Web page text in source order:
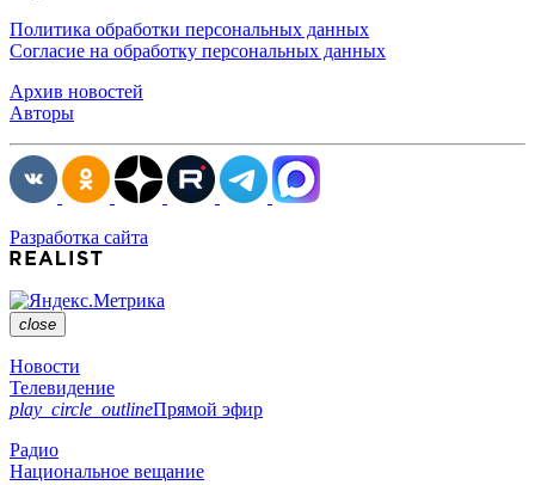
Политика обработки персональных данных
Согласие на обработку персональных данных
Архив новостей
Авторы
Разработка сайта
close
Новости
Телевидение
play_circle_outlineПрямой эфир
Радио
Национальное вещание